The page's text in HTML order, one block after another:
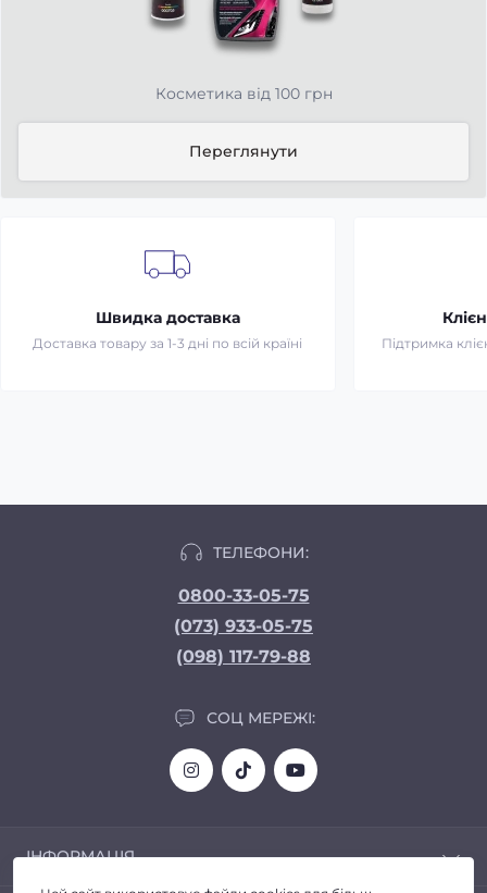
Косметика від 100 грн
Переглянути
Швидка доставка
Доставка товару за 1-3 дні по всій країні Підтримка
ТЕЛЕФОНИ:
0800-33-05-75
(073) 933-05-75
(098) 117-79-88
СОЦ МЕРЕЖІ:
ІНФОРМАЦІЯ